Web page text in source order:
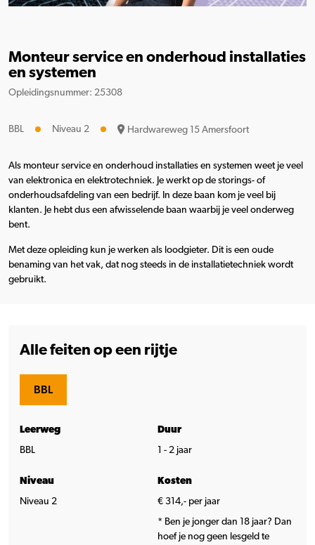
Monteur service en onderhoud installaties
en systemen
Opleidingsnummer: 25308
BBL Niveau 2 Hardwareweg 15 Amersfoort
Als monteur service en onderhoud installaties en systemen weet je veel
van elektronica en elektrotechniek. Je werkt op de storings- of
onderhoudsafdeling van een bedrijf. In deze baan kom je veel bij
klanten. Je hebt dus een afwisselende baan waarbij je veel onderweg
bent.
Met deze opleiding kun je werken als loodgieter. Dit is een oude
benaming van het vak, dat nog steeds in de installatietechniek wordt
gebruikt.
Alle feiten op een rijtje
BBL
Leerweg
BBL
Duur
1 - 2 jaar
Niveau
Niveau 2
Kosten
€ 314,- per jaar
* Ben je jonger dan 18 jaar? Dan
hoef je nog geen lesgeld te